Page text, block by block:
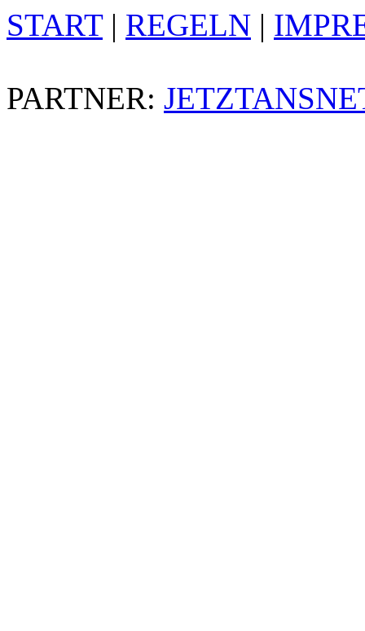
START| REGELN |
PARTNER: